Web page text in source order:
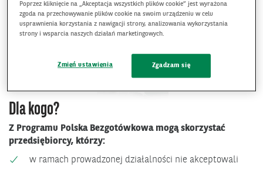
Dla kogo?
Z Programu Polska Bezgotówkowa mogą skorzystać
przedsiębiorcy, którzy:
w ramach prowadzonej działalności nie akceptowali
Poprzez kliknięcie na „Akceptacja wszystkich plików cookie” jest wyrażona
zgoda na przechowywanie plików cookie na swoim urządzeniu w celu
usprawnienia korzystania z nawigacji strony, analizowania wykorzystania
strony i wsparcia naszych działań marketingowych.
Zmień ustawienia Zgadzam się